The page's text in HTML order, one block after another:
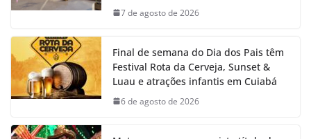
7 de agosto de 2026
Final de semana do Dia dos Pais têm
Festival Rota da Cerveja, Sunset &
Luau e atrações infantis em Cuiabá
6 de agosto de 2026